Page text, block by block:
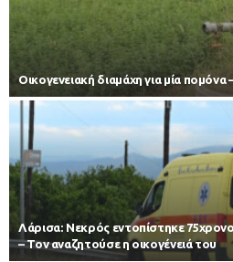
Οικογενειακή διαμάχη για μία πομόνα
Λάρισα: Νεκρός εντοπίστηκε
– Toν αναζητούσε η οικογένειά του